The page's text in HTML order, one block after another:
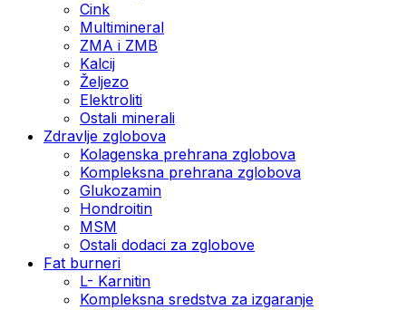
Cink
Multimineral
ZMA i ZMB
Kalcij
Željezo
Elektroliti
Ostali minerali
Zdravlje zglobova
Kolagenska prehrana zglobova
Kompleksna prehrana zglobova
Glukozamin
Hondroitin
MSM
Ostali dodaci za zglobove
Fat burneri
L- Karnitin
Kompleksna sredstva za izgaranje